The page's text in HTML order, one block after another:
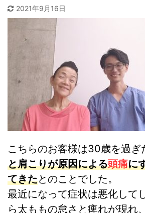
2021年9月16日
こちらのお客様は30歳を過ぎ
と肩こりが原因による頭痛に
てきたとのことでした。
最近になって症状は悪化して
ら太ももの怠さと痺れが現れ、